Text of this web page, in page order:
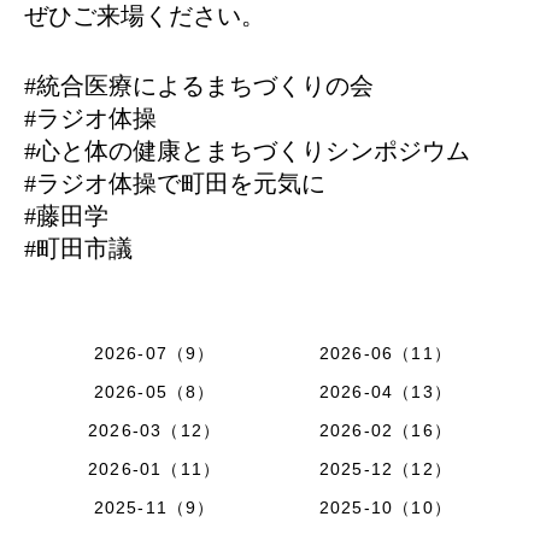
ぜひご来場ください。
#統合医療によるまちづくりの会
#ラジオ体操
#心と体の健康とまちづくりシンポジウム
#ラジオ体操で町田を元気に
#藤田学
#町田市議
2026-07（9）
2026-06（11）
2026-05（8）
2026-04（13）
2026-03（12）
2026-02（16）
2026-01（11）
2025-12（12）
2025-11（9）
2025-10（10）